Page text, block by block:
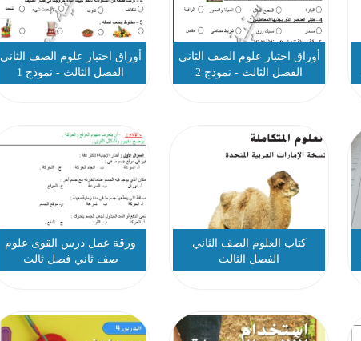
أوراق اختبار علوم الصف الثاني
الفصل الثالث - نموذج 2
أوراق اختبار علوم الصف الثاني
الفصل الثالث - نموذج 1
كتاب العلوم الصف الثاني
الفصل الثالث
ورقة عمل درس القوى علوم
صف ثاني فصل ثالث